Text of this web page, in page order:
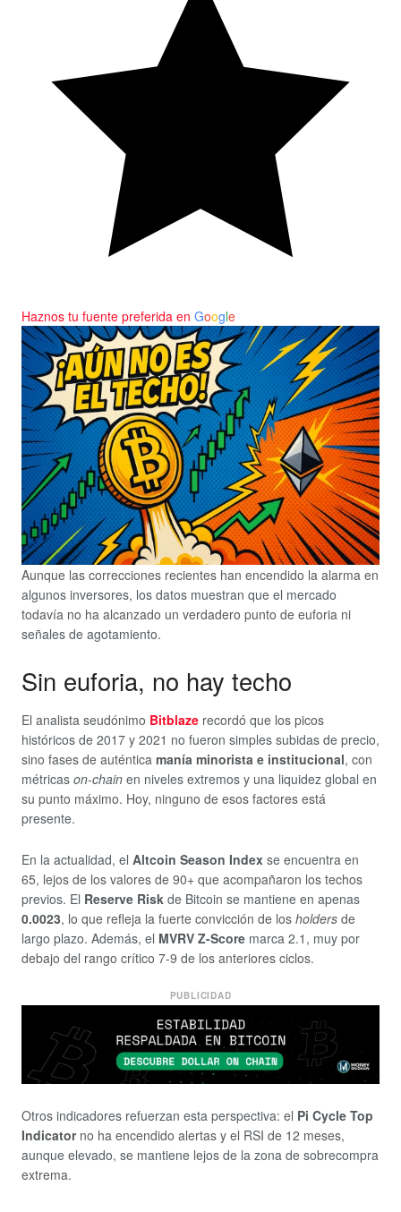
Haznos tu fuente preferida en Google
Aunque las correcciones recientes han encendido la alarma en
algunos inversores, los datos muestran que el mercado
todavía no ha alcanzado un verdadero punto de euforia ni
señales de agotamiento.
Sin euforia, no hay techo
El analista seudónimo Bitblaze recordó que los picos
históricos de 2017 y 2021 no fueron simples subidas de precio,
sino fases de auténtica manía minorista e institucional, con
métricas on-chain en niveles extremos y una liquidez global en
su punto máximo. Hoy, ninguno de esos factores está
presente.
En la actualidad, el Altcoin Season Index se encuentra en
65, lejos de los valores de 90+ que acompañaron los techos
previos. El Reserve Risk de Bitcoin se mantiene en apenas
0.0023, lo que refleja la fuerte convicción de los holders de
largo plazo. Además, el MVRV Z-Score marca 2.1, muy por
debajo del rango crítico 7-9 de los anteriores ciclos.
PUBLICIDAD
Otros indicadores refuerzan esta perspectiva: el Pi Cycle Top
Indicatorno ha encendido alertas y el RSI de 12 meses,
aunque elevado, se mantiene lejos de la zona de sobrecompra
extrema.